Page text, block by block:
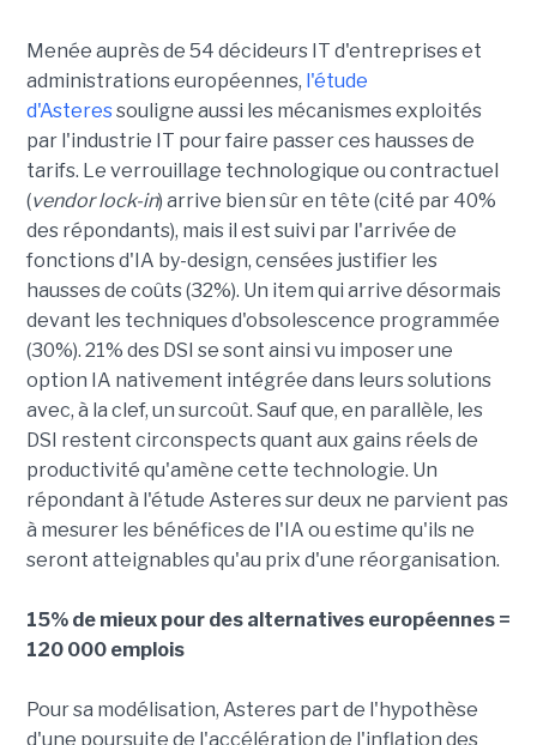
Menée auprès de 54 décideurs IT d'entreprises et
administrations européennes, l'étude
d'Asteressouligne aussi les mécanismes exploités
par l'industrie IT pour faire passer ces hausses de
tarifs. Le verrouillage technologique ou contractuel
(vendor lock-in) arrive bien sûr en tête (cité par 40%
des répondants), mais il est suivi par l'arrivée de
fonctions d'IA by-design, censées justifier les
hausses de coûts (32%). Un item qui arrive désormais
devant les techniques d'obsolescence programmée
(30%). 21% des DSI se sont ainsi vu imposer une
option IA nativement intégrée dans leurs solutions
avec, à la clef, un surcoût. Sauf que, en parallèle, les
DSI restent circonspects quant aux gains réels de
productivité qu'amène cette technologie. Un
répondant à l'étude Asteres sur deux ne parvient pas
à mesurer les bénéfices de l'IA ou estime qu'ils ne
seront atteignables qu'au prix d'une réorganisation.
15% de mieux pour des alternatives européennes =
120 000 emplois
Pour sa modélisation, Asteres part de l'hypothèse
d'une poursuite de l'accélération de l'inflation des